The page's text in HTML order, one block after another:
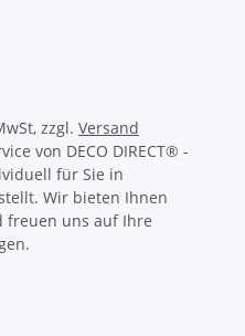
zzgl. Versand
von DECO DIRECT® -
für Sie in
Wir bieten Ihnen
freuen uns auf Ihre